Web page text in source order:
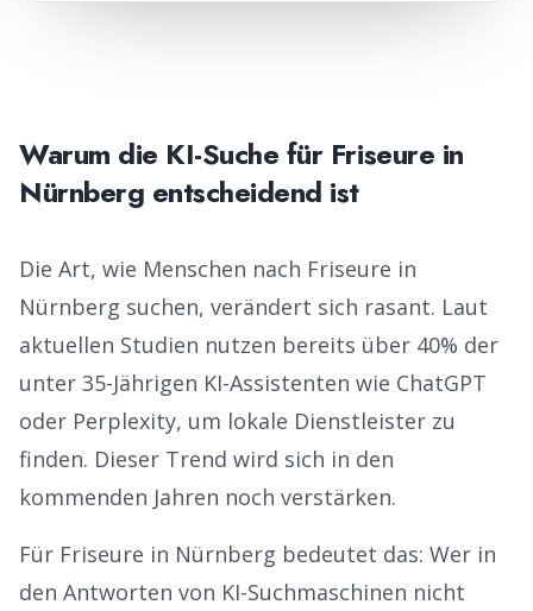
Warum die KI-Suche für Friseure in
Nürnberg entscheidend ist
Die Art, wie Menschen nach Friseure in
Nürnberg suchen, verändert sich rasant. Laut
aktuellen Studien nutzen bereits über 40% der
unter 35-Jährigen KI-Assistenten wie ChatGPT
oder Perplexity, um lokale Dienstleister zu
finden. Dieser Trend wird sich in den
kommenden Jahren noch verstärken.
Für Friseure in Nürnberg bedeutet das: Wer in
den Antworten von KI-Suchmaschinen nicht